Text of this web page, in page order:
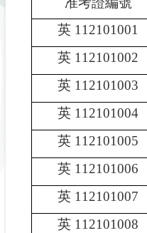
英 112101001
英 112101002
英 112101003
英 112101004
英 112101005
英 112101006
英 112101007
英 112101008